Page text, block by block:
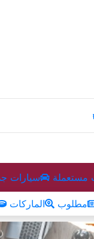
سيارات مستعملة
الماركات مطلوب